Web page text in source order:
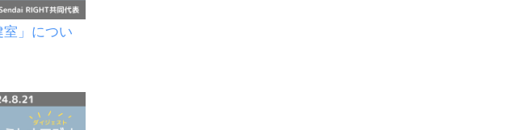
室」につい